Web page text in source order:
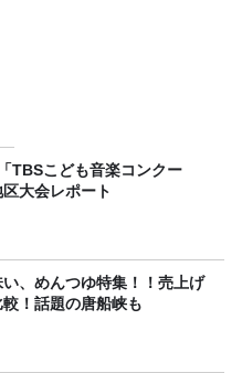
TBSこども音楽コンクー
大会レポート
、めんつゆ特集！！売上げ
較！話題の唐船峡も